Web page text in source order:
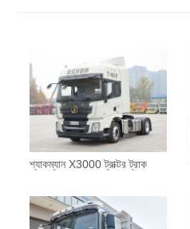
শ্যাকম্যান X3000 ট্রাক্টর ট্রাক